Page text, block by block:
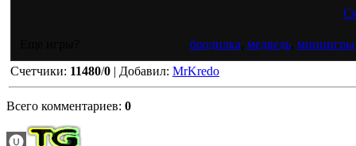
бродилка медведь миниигры
Счетчики: 11480/0 | Добавил: MrKredo
Всего комментариев: 0